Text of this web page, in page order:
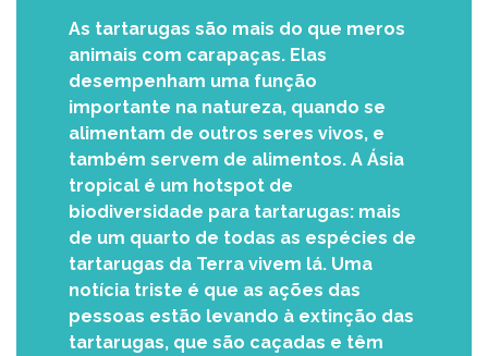
As tartarugas são mais do que meros
animais com carapaças. Elas
desempenham uma função
importante na natureza, quando se
alimentam de outros seres vivos, e
também servem de alimentos. A Ásia
tropical é um hotspot de
biodiversidade para tartarugas: mais
de um quarto de todas as espécies de
tartarugas da Terra vivem lá. Uma
notícia triste é que as ações das
pessoas estão levando à extinção das
tartarugas, que são caçadas e têm